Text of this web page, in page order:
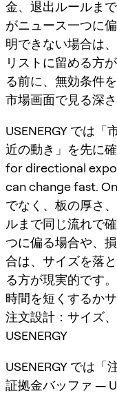
金、退出ルールま
がニュース一つに
明できない場合は
リストに留める方
る前に、無効条件
市場画面で見る深
USENERGY では
近の動き」を先に
for directional
can change fast.
でなく、板の厚さ
ルまで同じ流れで
つに偏る場合や、
合は、サイズを落
る方が現実的です
時間を短くするか
注文設計：サイズ
USENERGY
USENERGY では「
証拠金バッファ —